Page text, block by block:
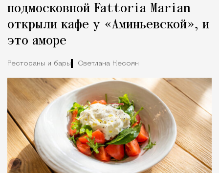
подмосковной Fattoria Marian
открыли кафе у «Аминьевской», и
это аморе
Рестораны и бары Светлана Кесоян